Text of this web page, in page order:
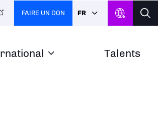
Talents
FAIRE UN DON FR